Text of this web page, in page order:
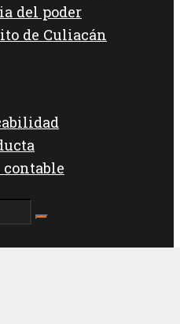
del poder
de Culiacán